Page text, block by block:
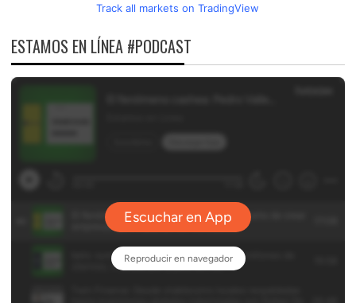
Track all markets on TradingView
ESTAMOS EN LÍNEA #PODCAST